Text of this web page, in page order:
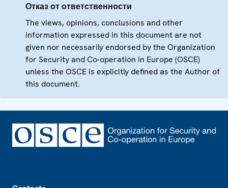
Отказ от ответственности
The views, opinions, conclusions and other
information expressed in this document are not
given nor necessarily endorsed by the Organization
for Security and Co-operation in Europe (OSCE)
unless the OSCE is explicitly defined as the Author of
this document.